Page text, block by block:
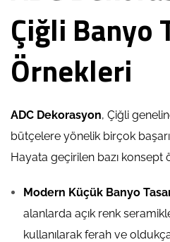
Çiğli Banyo
Örnekleri
ADC Dekorasyon, Çiğli
bütçelere yönelik birçok
Hayata geçirilen bazı konsept
Modern Küçük Banyo
alanlarda açık renk
kullanılarak ferah ve